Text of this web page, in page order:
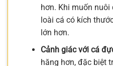
hơn. Khi muốn nuôi
loài cá có kích
lớn hơn.
Cảnh giác với cá
hăng hơn, đặc biệt